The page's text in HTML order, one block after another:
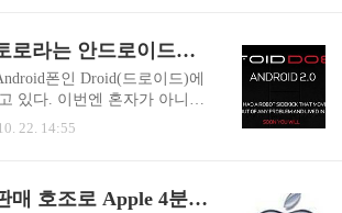
화 ..
영향이 컸다. 유선전화 가입
매출이 줄었다. 무려 154만
유선전화를 해지했다. 우리나
선전화의 인터넷전화로의
화를 없애는 사례가 늘고 있
다 저렴한 인터넷전화로의
Droid Does, 모토로라는 안드로이드로 부활할 것인가?
폰인 Droid(드로이드)에
있다. 이번엔 혼자가 아니다.
AT&T에 비해 네트워크 커버
기 때문이다. Droid는 분명히
22. 14:55
iPhone과 Mac 판매 호조로 Apple 4분기 순이익 급증